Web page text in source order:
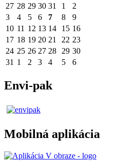
27 28 29 30 31 1
2
3
4 5 6 7 8
9
10 11 12 13 14 15 16
17 18 19 20 21 22 23
24 25 26 27 28 29 30
31 1 2 3 4 5 6
Envi-pak
Mobilná aplikácia